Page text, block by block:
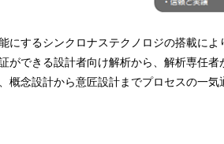
にするシンクロナステクノロジの搭載に
ができる設計者向け解析から、解析専任
概念設計から意匠設計までプロセスの一気